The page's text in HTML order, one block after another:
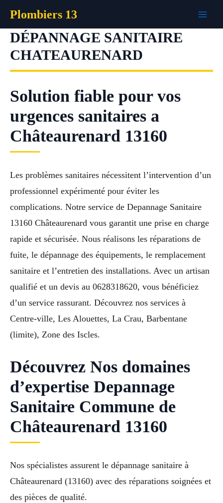
contenu
Plombiers 13
DÉPANNAGE SANITAIRE
CHATEAURENARD
Solution fiable pour vos
urgences sanitaires a
Châteaurenard 13160
Les problèmes sanitaires nécessitent l’intervention d’un
professionnel expérimenté pour éviter les
complications. Notre service de Depannage Sanitaire
13160 Châteaurenard vous garantit une prise en charge
rapide et sécurisée. Nous réalisons les réparations de
fuite, le dépannage des équipements, le remplacement
sanitaire et l’entretien des installations. Avec un artisan
qualifié et un devis au 0628318620, vous bénéficiez
d’un service rassurant. Découvrez nos services à
Centre-ville, Les Alouettes, La Crau, Barbentane
(limite), Zone des Iscles.
Découvrez Nos domaines
d’expertise Depannage
Sanitaire Commune de
Châteaurenard 13160
Nos spécialistes assurent le dépannage sanitaire à
Châteaurenard (13160) avec des réparations soignées et
des pièces de qualité.